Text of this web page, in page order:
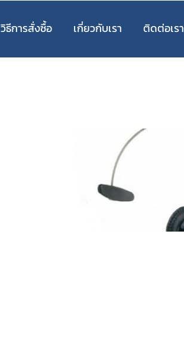
วิธีการสั่งซื้อ เกี่ยวกับเรา ติดต่อเรา